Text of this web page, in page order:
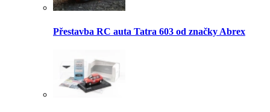
Přestavba RC auta Tatra 603 od značky Abrex